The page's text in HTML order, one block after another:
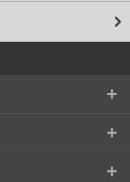
+
+
+